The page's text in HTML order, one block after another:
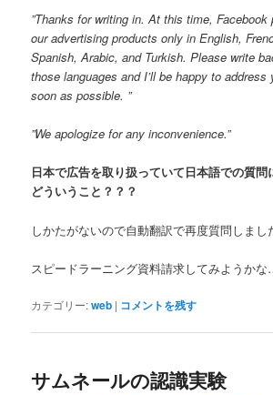
”Thanks for writing in. At this time,
our advertising products only in English,
Spanish, Arabic, and Turkish. Please write
those languages and I’ll be happy to address
soon as possible. ”
”We apologize for any inconvenience.”
日本で広告を取り扱っていて日本語での質問
どういうこと？？？
しかたがないので自動翻訳で再度質問しまし
スピードラーニング資料請求してみようかな
カテゴリー:web | コメントを残す
サムネールの認識実験